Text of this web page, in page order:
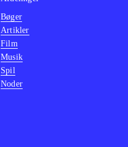
Bøger
Artikler
Film
Musik
Spil
Noder